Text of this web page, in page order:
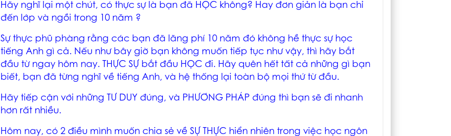
Hãy nghĩ lại một chút, có thực sự là bạn đã HỌC không? Hay đơn giản là bạn chỉ
đến lớp và ngồi trong 10 năm ?
Sự thực phũ phàng rằng các bạn đã lãng phí 10 năm đó không hề thực sự học
tiếng Anh gì cả. Nếu như bây giờ bạn không muốn tiếp tục như vậy, thì hãy bắt
đầu từ ngay hôm nay. THỰC SỰ bắt đầu HỌC đi. Hãy quên hết tất cả những gì bạn
biết, bạn đã từng nghĩ về tiếng Anh, và hệ thống lại toàn bộ mọi thứ từ đầu.
Hãy tiếp cận với những TƯ DUY đúng, và PHƯƠNG PHÁP đúng thì bạn sẽ đi nhanh
hơn rất nhiều.
Hôm nay, có 2 điều mình muốn chia sẻ về SỰ THỰC hiển nhiên trong việc học ngôn